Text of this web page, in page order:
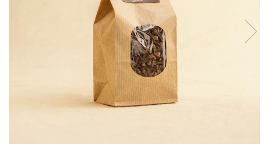
CREME ȘI PASTE TARTINABILE